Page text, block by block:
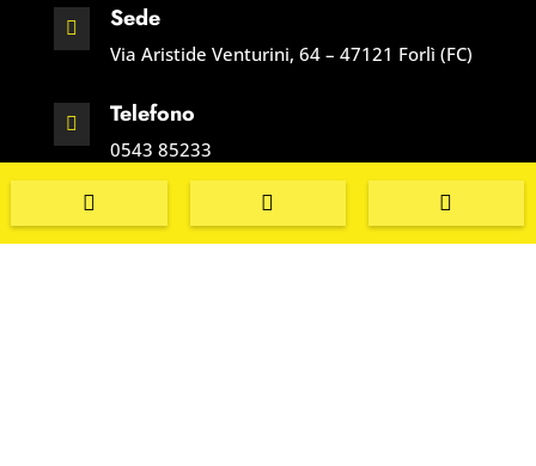
 Sede
Via Aristide Venturini, 64 – 47121 Forlì (FC)
 Telefono
0543 85233
328 7631042
  